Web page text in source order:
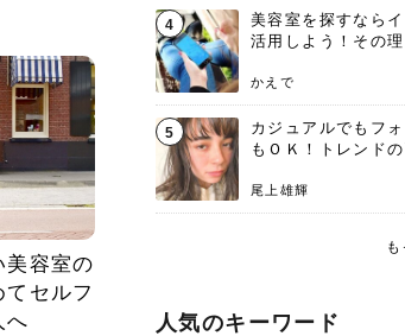
美容室の
セルフ
へ
4
美容室を探すなら
活用しよう！その
かえで
5
カジュアルでもフ
もＯＫ！トレンド
尾上雄輝
人気のキーワード